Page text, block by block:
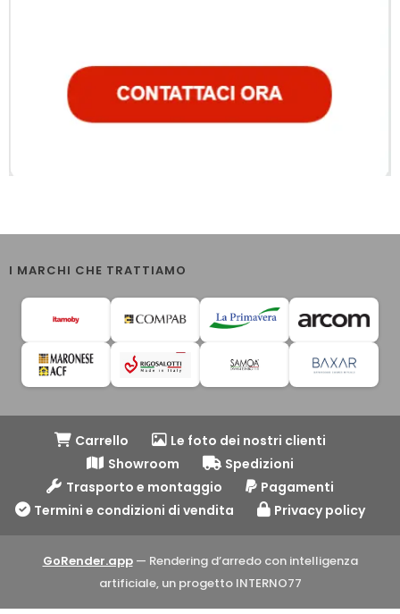
I MARCHI CHE TRATTIAMO
Carrello
Le foto dei nostri clienti
Showroom
Spedizioni
Trasporto e montaggio
Pagamenti
Termini e condizioni di vendita
Privacy policy
GoRender.app— Rendering d’arredo con intelligenza
artificiale, un progetto INTERNO77